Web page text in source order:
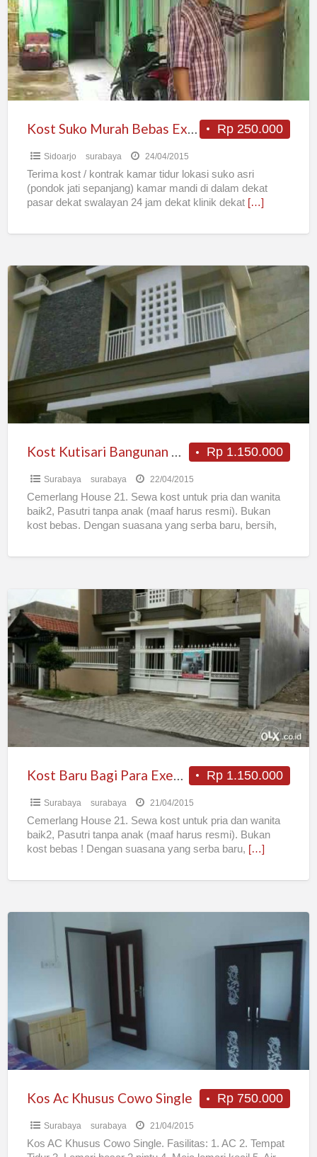
Bebas
Expresi
Rp 250.000
Kost Suko Murah Bebas Expresi
Sidoarjo surabaya 24/04/2015
Terima kost / kontrak kamar tidur lokasi suko asri
(pondok jati sepanjang) kamar mandi di dalam dekat
pasar dekat swalayan 24 jam dekat klinik dekat […]
Kost
Kutisari
Bangunan
Baru
Bersih
Dan
Nyaman
Rp 1.150.000
Kost Kutisari Bangunan Baru Bersih Dan Nyaman
Surabaya surabaya 22/04/2015
Cemerlang House 21. Sewa kost untuk pria dan wanita
baik2, Pasutri tanpa anak (maaf harus resmi). Bukan
kost bebas. Dengan suasana yang serba baru, bersih,
Baru
Bagi
Para
Executive
Di
Kutisari
Rp 1.150.000
Kost Baru Bagi Para Executive Di Kutisari
Surabaya surabaya 21/04/2015
Cemerlang House 21. Sewa kost untuk pria dan wanita
baik2, Pasutri tanpa anak (maaf harus resmi). Bukan
kost bebas ! Dengan suasana yang serba baru, […]
Rp 750.000
Kos Ac Khusus Cowo Single
Surabaya surabaya 21/04/2015
Kos AC Khusus Cowo Single. Fasilitas: 1. AC 2. Tempat